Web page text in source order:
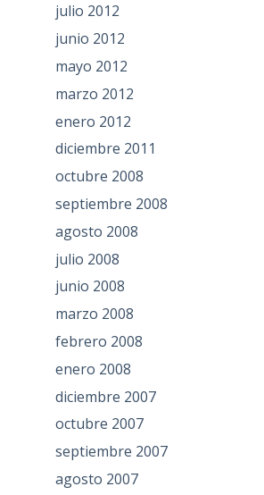
julio 2012
junio 2012
mayo 2012
marzo 2012
enero 2012
diciembre 2011
octubre 2008
septiembre 2008
agosto 2008
julio 2008
junio 2008
marzo 2008
febrero 2008
enero 2008
diciembre 2007
octubre 2007
septiembre 2007
agosto 2007